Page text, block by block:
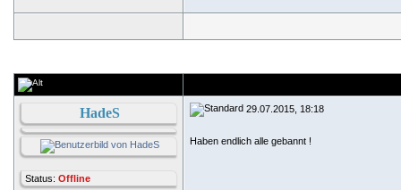
HadeS
Status: Offline
29.07.2015, 18:18
Haben endlich alle gebannt !